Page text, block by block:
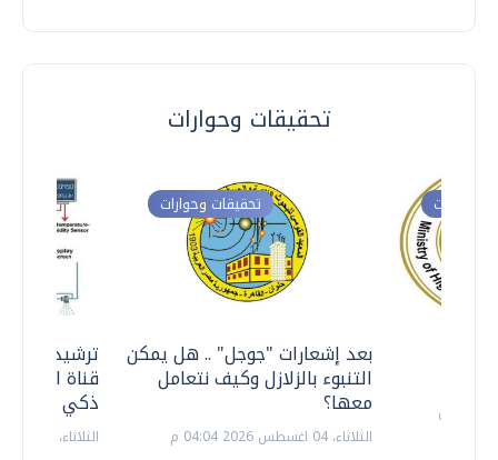
تحقيقات وحوارات
ترشيدا
قناة
ذكي
الثلاثاء، 14 يوليو 2026 06:11 م
تحقيقات وحوارات
بعد إشعارات "جوجل" .. هل يمكن
التنبوء بالزلازل وكيف نتعامل
معها؟
الثلاثاء، 04 اغسطس 2026 04:04 م
وحوارات